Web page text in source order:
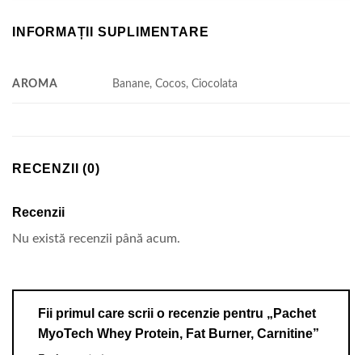
INFORMAȚII SUPLIMENTARE
AROMA Banane, Cocos, Ciocolata
RECENZII (0)
Recenzii
Nu există recenzii până acum.
Fii primul care scrii o recenzie pentru „Pachet
MyoTech Whey Protein, Fat Burner, Carnitine”